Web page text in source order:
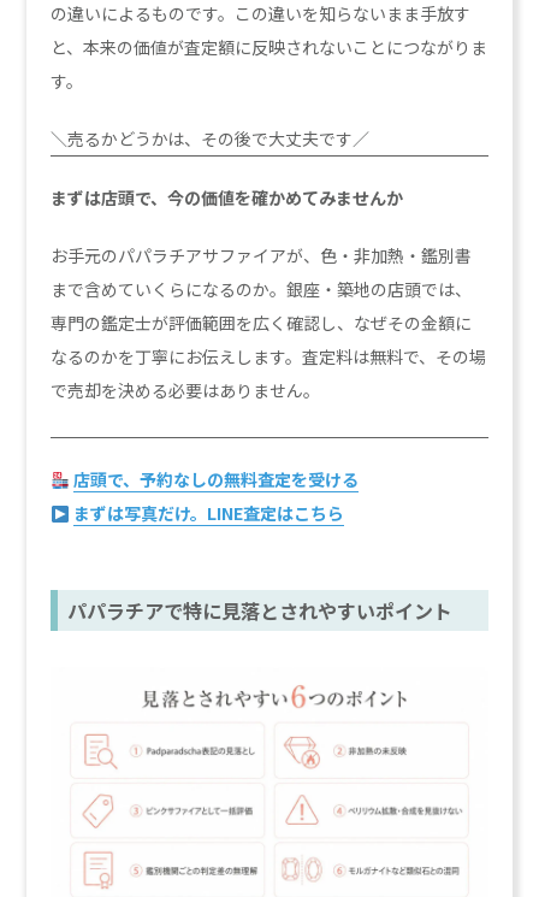
の違いによるものです。この違いを知らないまま手放す
と、本来の価値が査定額に反映されないことにつながりま
す。
＼売るかどうかは、その後で大丈夫です／
まずは店頭で、今の価値を確かめてみませんか
お手元のパパラチアサファイアが、色・非加熱・鑑別書
まで含めていくらになるのか。銀座・築地の店頭では、
専門の鑑定士が評価範囲を広く確認し、なぜその金額に
なるのかを丁寧にお伝えします。査定料は無料で、その場
で売却を決める必要はありません。
店頭で、予約なしの無料査定を受ける
まずは写真だけ。LINE査定はこちら
パパラチアで特に見落とされやすいポイント